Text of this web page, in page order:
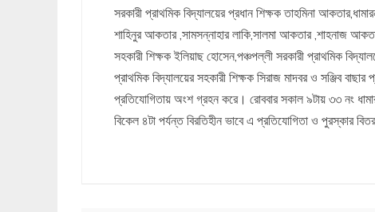
সরকারী প্রাথমিক বিদ্যালয়ের প্রধান শিক্ষক তাহমিনা
শাহিনুর আকতার ,সামসন্নাহার লাকি,সালমা আকতার ,শাহনাজ
সহকারী শিক্ষক ইলিয়াছ হোসেন,পঞ্চপল্লী সরকারী প্রাথমিক
প্রাথমিক বিদ্যালয়ের সহকারী শিক্ষক সিরাজ মাদবর ও সঞ্জিব বাছার
প্রতিযোগিতায় অংশ গ্রহন করে। রোববার সকাল ৯টায় ৩৩ নং
বিকেল ৪টা পর্যন্ত বিরতিহীন ভাবে এ প্রতিযোগিতা ও পুরস্কার